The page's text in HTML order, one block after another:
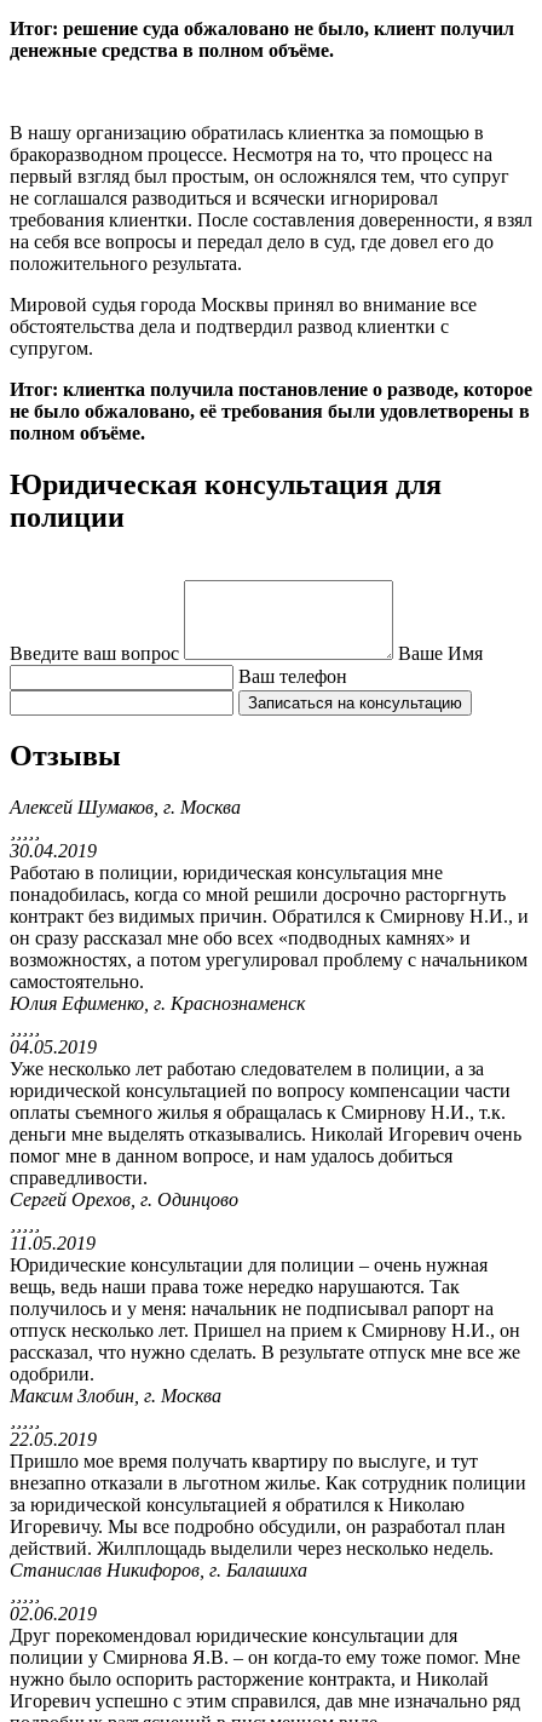
Итог: решение суда обжаловано не было, клиент получил
денежные средства в полном объёме.
В нашу организацию обратилась клиентка за помощью в
бракоразводном процессе. Несмотря на то, что процесс на
первый взгляд был простым, он осложнялся тем, что супруг
не соглашался разводиться и всячески игнорировал
требования клиентки. После составления доверенности, я взял
на себя все вопросы и передал дело в суд, где довел его до
положительного результата.
Мировой судья города Москвы принял во внимание все
обстоятельства дела и подтвердил развод клиентки с
супругом.
Итог: клиентка получила постановление о разводе, которое
не было обжаловано, её требования были удовлетворены в
полном объёме.
Юридическая консультация для
полиции
Введите ваш вопрос
Ваше Имя
Ваш телефон
Отзывы
Алексей Шумаков, г. Москва
30.04.2019
Работаю в полиции, юридическая консультация мне
понадобилась, когда со мной решили досрочно расторгнуть
контракт без видимых причин. Обратился к Смирнову Н.И., и
он сразу рассказал мне обо всех «подводных камнях» и
возможностях, а потом урегулировал проблему с начальником
самостоятельно.
Юлия Ефименко, г. Краснознаменск
04.05.2019
Уже несколько лет работаю следователем в полиции, а за
юридической консультацией по вопросу компенсации части
оплаты съемного жилья я обращалась к Смирнову Н.И., т.к.
деньги мне выделять отказывались. Николай Игоревич очень
помог мне в данном вопросе, и нам удалось добиться
справедливости.
Сергей Орехов, г. Одинцово
11.05.2019
Юридические консультации для полиции – очень нужная
вещь, ведь наши права тоже нередко нарушаются. Так
получилось и у меня: начальник не подписывал рапорт на
отпуск несколько лет. Пришел на прием к Смирнову Н.И., он
рассказал, что нужно сделать. В результате отпуск мне все же
одобрили.
Максим Злобин, г. Москва
22.05.2019
Пришло мое время получать квартиру по выслуге, и тут
внезапно отказали в льготном жилье. Как сотрудник полиции
за юридической консультацией я обратился к Николаю
Игоревичу. Мы все подробно обсудили, он разработал план
действий. Жилплощадь выделили через несколько недель.
Станислав Никифоров, г. Балашиха
02.06.2019
Друг порекомендовал юридические консультации для
полиции у Смирнова Я.В. – он когда-то ему тоже помог. Мне
нужно было оспорить расторжение контракта, и Николай
Игоревич успешно с этим справился, дав мне изначально ряд